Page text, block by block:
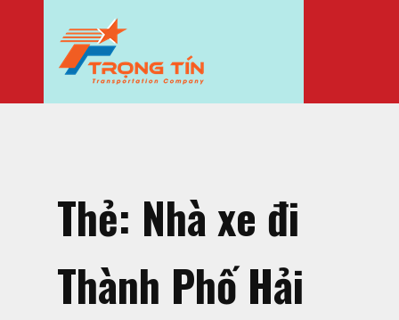
Thẻ: Nhà xe đi
Thành Phố Hải